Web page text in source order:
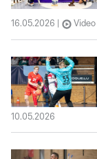
16.05.2026 Video
10.05.2026